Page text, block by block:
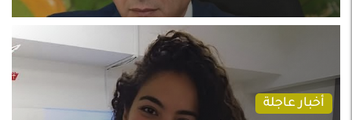
أخبار عاجلة